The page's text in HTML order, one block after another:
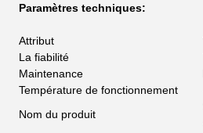
Paramètres techniques:
Attribut
La fiabilité
Maintenance
Température de fonctionnement
Nom du produit